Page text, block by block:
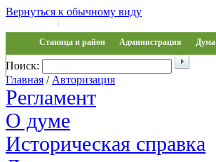
Вернуться к обычному виду
|
Станица и район Администрация Дума
Обращения
Поиск:
Главная / Авторизация
Регламент
О думе
Историческая справка